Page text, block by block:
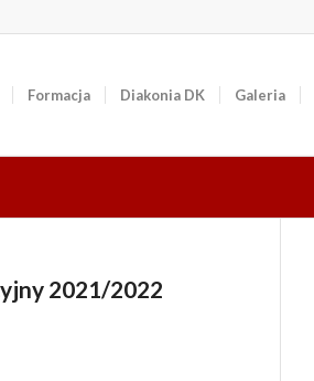
Formacja Diakonia DK Galeria
2021/2022